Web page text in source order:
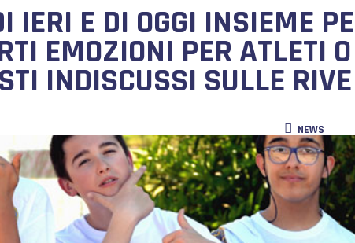
IERI E DI OGGI INSIEME
EMOZIONI PER ATLETI
INDISCUSSI SULLE
NEWS